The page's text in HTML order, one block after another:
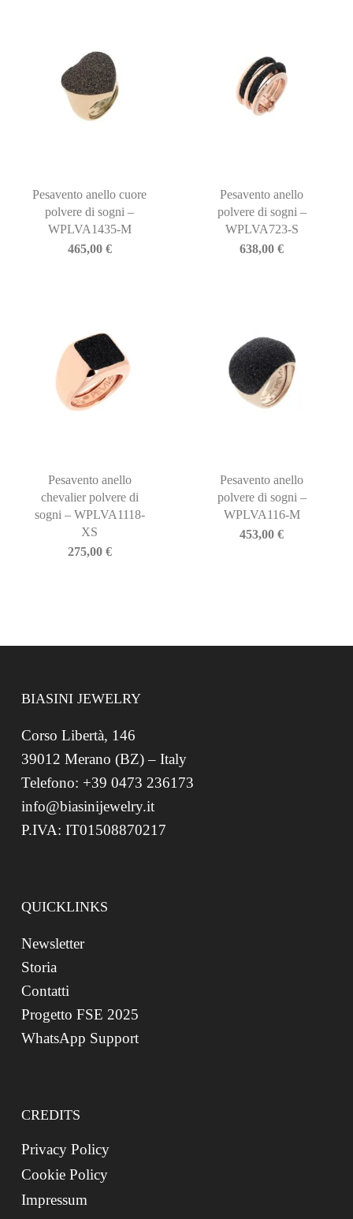
Pesavento anello cuore
polvere di sogni –
WPLVA1435-M
465,00 €
Pesavento anello
polvere di sogni –
WPLVA723-S
638,00€
Pesavento anello
chevalier polvere di
sogni – WPLVA1118-
XS
275,00 €
Pesavento anello
polvere di sogni –
WPLVA116-M
453,00€
BIASINI JEWELRY
Corso Libertà, 146
39012 Merano (BZ) – Italy
Telefono: +39 0473 236173
info@biasinijewelry.it
P.IVA: IT01508870217
QUICKLINKS
Newsletter
Storia
Contatti
Progetto FSE 2025
WhatsApp Support
CREDITS
Privacy Policy
Cookie Policy
Impressum